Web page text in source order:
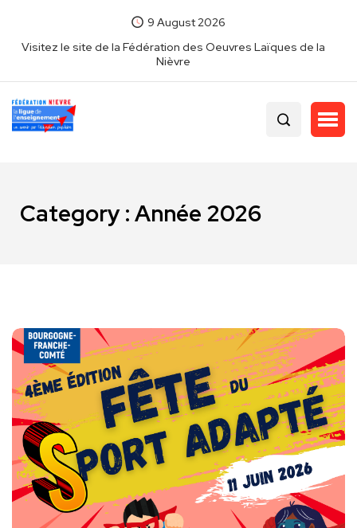
9 August 2026
Visitez le site de la Fédération des Oeuvres Laïques de la
Nièvre
Category : Année 2026